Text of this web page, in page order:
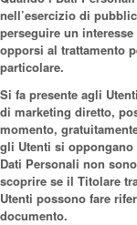
nell’esercizio di
perseguire un
opporsi al trattamento
particolare.
Si fa presente agli
di marketing diretto,
momento,
gli Utenti si
Dati Personali non
scoprire se il Titolare
Utenti possono fare
documento.